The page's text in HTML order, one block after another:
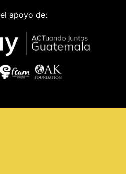
apoyo de: